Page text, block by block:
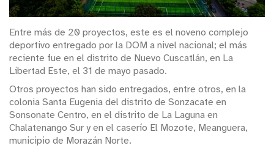
Entre más de 20 proyectos, este es el noveno complejo
deportivo entregado por la DOM a nivel nacional; el más
reciente fue en el distrito de Nuevo Cuscatlán, en La
Libertad Este, el 31 de mayo pasado.
Otros proyectos han sido entregados, entre otros, en la
colonia Santa Eugenia del distrito de Sonzacate en
Sonsonate Centro, en el distrito de La Laguna en
Chalatenango Sur y en el caserío El Mozote, Meanguera,
municipio de Morazán Norte.